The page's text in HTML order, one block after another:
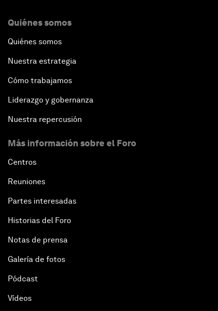
Quiénes somos
Quiénes somos
Nuestra estrategia
Cómo trabajamos
Liderazgo y gobernanza
Nuestra repercusión
Más información sobre el Foro
Centros
Reuniones
Partes interesadas
Historias del Foro
Notas de prensa
Galería de fotos
Pódcast
Vídeos